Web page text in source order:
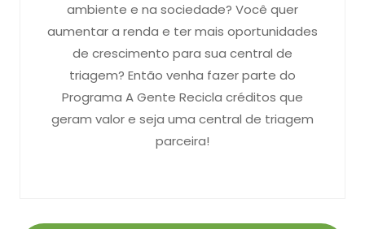
ambiente e na sociedade? Você quer
aumentar a renda e ter mais oportunidades
de crescimento para sua central de
triagem? Então venha fazer parte do
Programa A Gente Recicla créditos que
geram valor e seja uma central de triagem
parceira!